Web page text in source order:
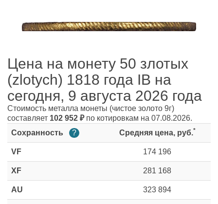
Цена на монету 50 злотых
(zlotych) 1818 года IB на
сегодня, 9 августа 2026 года
Стоимость металла монеты (чистое золото 9г)
составляет 102 952 ₽по котировкам на 07.08.2026.
Сохранность
? Средняя цена, руб.*
VF 174 196
XF 281 168
AU 323 894